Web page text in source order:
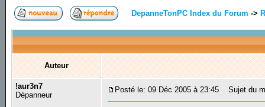
DepanneTonPC Index du Forum ->
Auteur
!aur3n7
Dépanneur
Posté le: 09 Déc 2005 à 23:45 Sujet du